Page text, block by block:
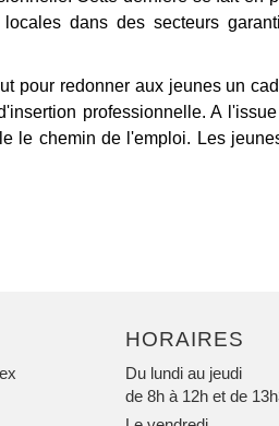
dans des secteurs
pour redonner aux jeunes un
professionnelle. A
le chemin de l'emploi. Les
HORAIRES
Du lundi au jeudi
de 8h à 12h et de